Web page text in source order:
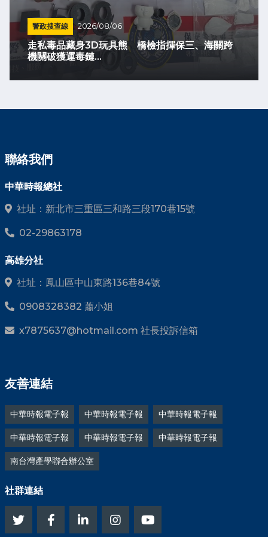
警政搜查線 2026/08/06
走私毒品藏身3D玩具熊 橋檢指揮保三、海關跨
機關破獲運毒鏈...
聯絡我們
中華時報總社
社址：新北市三重區三和路三段170巷15號
02-29863178
高雄分社
社址：鳳山區中山東路136巷84號
0908328382 蕭小姐
x7875637@hotmail.com 社長投訴信箱
友善連結
中華時報電子報 中華時報電子報 中華時報電子報
中華時報電子報 中華時報電子報 中華時報電子報
南台灣產學聯合辦公室
社群連結